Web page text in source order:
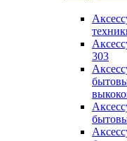
303